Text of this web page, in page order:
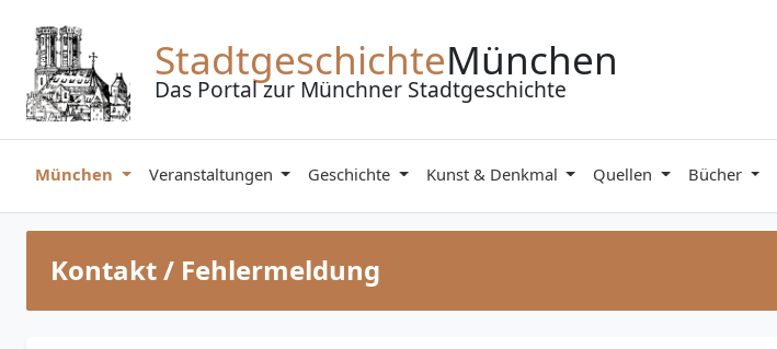
StadtgeschichteMünchen
Das Portal zur Münchner Stadtgeschichte
München Veranstaltungen Geschichte Kunst & Denkmal Quellen Bücher
Kontakt / Fehlermeldung